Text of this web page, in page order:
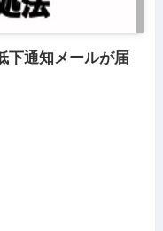
下通知メールが届